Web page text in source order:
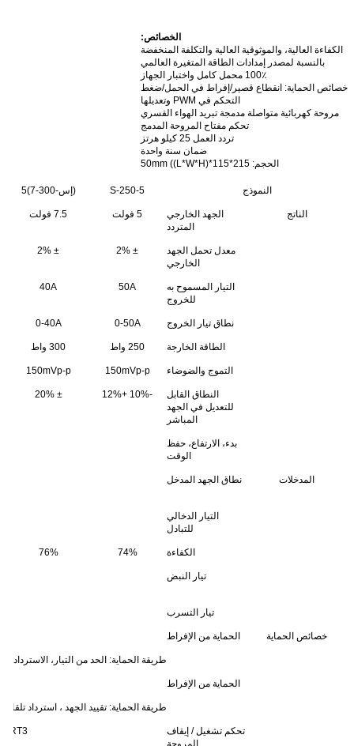
الخصائص:
الكفاءة العالية، والموثوقية العالية والتكلفة المنخفضة
بالنسبة لمصدر إمدادات الطاقة المتغيرة العالمي
100٪ محمل كامل واختبار الجهاز
خصائص الحماية: انقطاع قصير/إفراط في الحمل/ضغط
التحكم في PWM وتعديلها
مروحة كهربائية متواصلة مدمجة تبريد الهواء القسري
تحكم مفتاح المروحة المدمج
تردد العمل 25 كيلو هرتز
ضمان سنة واحدة
الحجم: 215*115*50mm ((L*W*H)
النموذج S-250-5 (إس-300-7)5
الناتج
الجهد الخارجي
المتردد
5 فولت 7.5 فولت
معدل تحمل الجهد
الخارجي
± 2%
± 2%
التيار المسموح به
للخروج
50A
40A
نطاق تيار الخروج 0-50A
0-40A
الطاقة الخارجة 250 واط 300 واط
التموج والضوضاء 150mVp-p
150mVp-p
النطاق القابل
للتعديل في الجهد
المباشر
-10% +12%
± 20%
بدء، الارتفاع، حفظ
الوقت
المدخلات نطاق الجهد المدخل
التيار الدخالي
للتبادل
الكفاءة 74%
76%
تيار النبض
تيار التسرب
خصائص الحماية الحماية من الإفراط
طريقة الحماية: الحد من التيار، الاسترداد
الحماية من الإفراط
طريقة الحماية: تقييد الجهد ، استرداد تلقائي
تحكم تشغيل / إيقاف
المروحة
RT3 حدة 55 درجة مئوية مروحة مفتوحة أكثر من 45 درجة مئوية، رياح 80 درجة مئوية الأعضاء الرباعية، مخرج قطع (5 ~ 7.5 فولت)